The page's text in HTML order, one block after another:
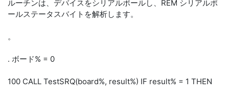
ルーチンは、デバイスをシリアルポールし、REM シリアルポ
ールステータスバイトを解析します。
。
. ボード% = 0
100 CALL TestSRQ(board%, result%) IF result% = 1 THEN